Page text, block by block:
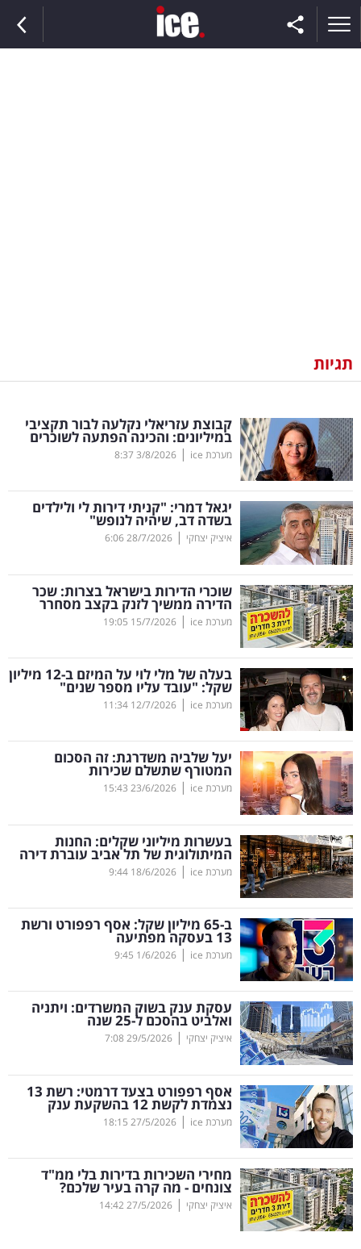
וצרכנות
דיגיטל
וטק
שיווק
ופרסום
משפט
מדדים
ומחקרים
דעות
רכילות
עסקית
קריפטו
ויראלי
טלוויזיה
עסקי
ספורט
קריירה
ולימודים
מינויים
רייטינג
רכב
בריאות
תרבות
ופנאי
תיירות
תגיות
קבוצת עזריאלי נקלעה לבור תקציבי
במיליונים: והכינה הפתעה לשוכרים
מערכת ice |
3/8/2026
8:37
יגאל דמרי: "קניתי דירות לי ולילדים
בשדה דב, שיהיה לנופש"
איציק יצחקי |
28/7/2026
6:06
שוכרי הדירות בישראל בצרות: שכר
הדירה ממשיך לזנק בקצב מסחרר
מערכת ice |
15/7/2026
19:05
בעלה של מלי לוי על המיזם ב-12 מיליון
שקל: "עובד עליו מספר שנים"
מערכת ice |
12/7/2026
11:34
יעל שלביה משדרגת: זה הסכום
המטורף שתשלם שכירות
מערכת ice |
23/6/2026
15:43
בעשרות מיליוני שקלים: החנות
המיתולוגית של תל אביב עוברת דירה
מערכת ice |
18/6/2026
9:44
ב-65 מיליון שקל: אסף רפפורט ורשת
13 בעסקה מפתיעה
מערכת ice |
1/6/2026
9:45
עסקת ענק בשוק המשרדים: ויתניה
ואלביט בהסכם ל-25 שנה
איציק יצחקי |
29/5/2026
7:08
אסף רפפורט בצעד דרמטי: רשת 13
נצמדת לקשת 12 בהשקעת ענק
מערכת ice |
27/5/2026
18:15
מחירי השכירות בדירות בלי ממ"ד
צונחים - מה קרה בעיר שלכם?
איציק יצחקי |
27/5/2026
14:42